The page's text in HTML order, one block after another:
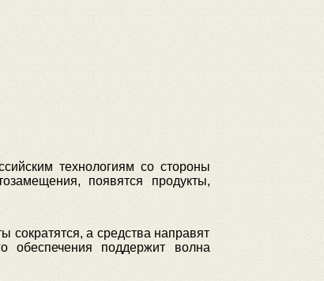
технологиям со стороны
появятся продукты,
сократятся, а средства направят
обеспечения поддержит волна